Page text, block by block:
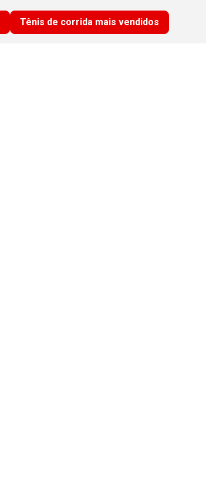
Tênis de corrida mais vendidos